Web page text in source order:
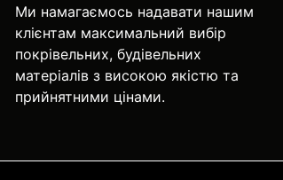
Ми намагаємось надавати нашим
клієнтам максимальний вибір
покрівельних, будівельних
матеріалів з високою якістю та
прийнятними цінами.